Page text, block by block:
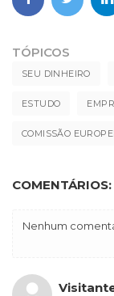
TÓPICOS
SEU DINHEIRO
ESTUDO
COMISSÃO
COMENTÁRIOS:
Nenhum